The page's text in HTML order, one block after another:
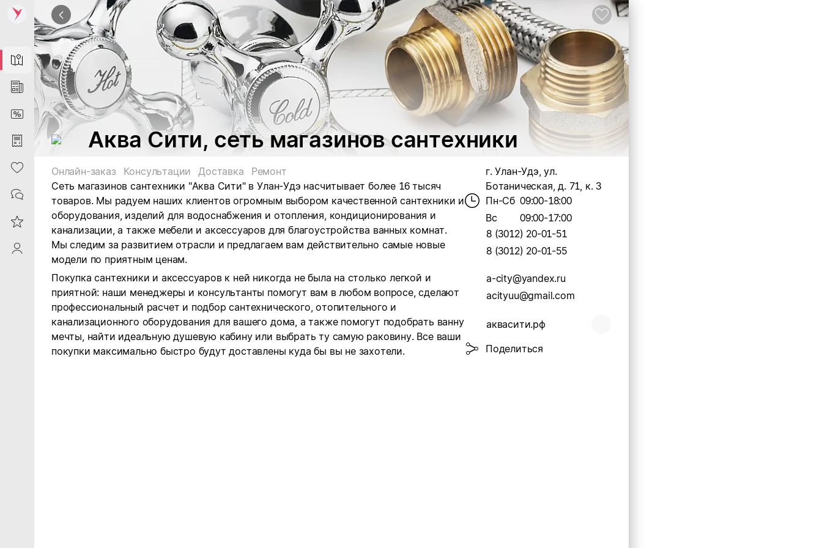
Map
News
DiscountCard
Purchases
Heart
Contacts
Reviews
ProfileSaby
Аква Сити, сеть магазинов сантехники
Онлайн-заказ Консультации Доставка
Ремонт
Сеть магазинов сантехники "Аква Сити" в Улан-Удэ насчитывает более 16 тысяч
товаров. Мы радуем наших клиентов огромным выбором качественной сантехники и
оборудования, изделий для водоснабжения и отопления, кондиционирования и
канализации, а также мебели и аксессуаров для благоустройства ванных комнат.
Мы следим за развитием отрасли и предлагаем вам действительно самые новые
модели по приятным ценам.
Покупка сантехники и аксессуаров к ней никогда не была на столько легкой и
приятной: наши менеджеры и консультанты помогут вам в любом вопросе, сделают
профессиональный расчет и подбор сантехнического, отопительного и
канализационного оборудования для вашего дома, а также помогут подобрать ванну
мечты, найти идеальную душевую кабину или выбрать ту самую раковину. Все ваши
покупки максимально быстро будут доставлены куда бы вы не захотели.
г. Улан-Удэ, ул.
Ботаническая, д. 71, к. 3
Пн-Сб 09:00-18:00
Вс
09:00-17:00
8 (3012) 20-01-51
8 (3012) 20-01-55
a-city@yandex.ru
acityuu@gmail.com
аквасити.рф
Поделиться